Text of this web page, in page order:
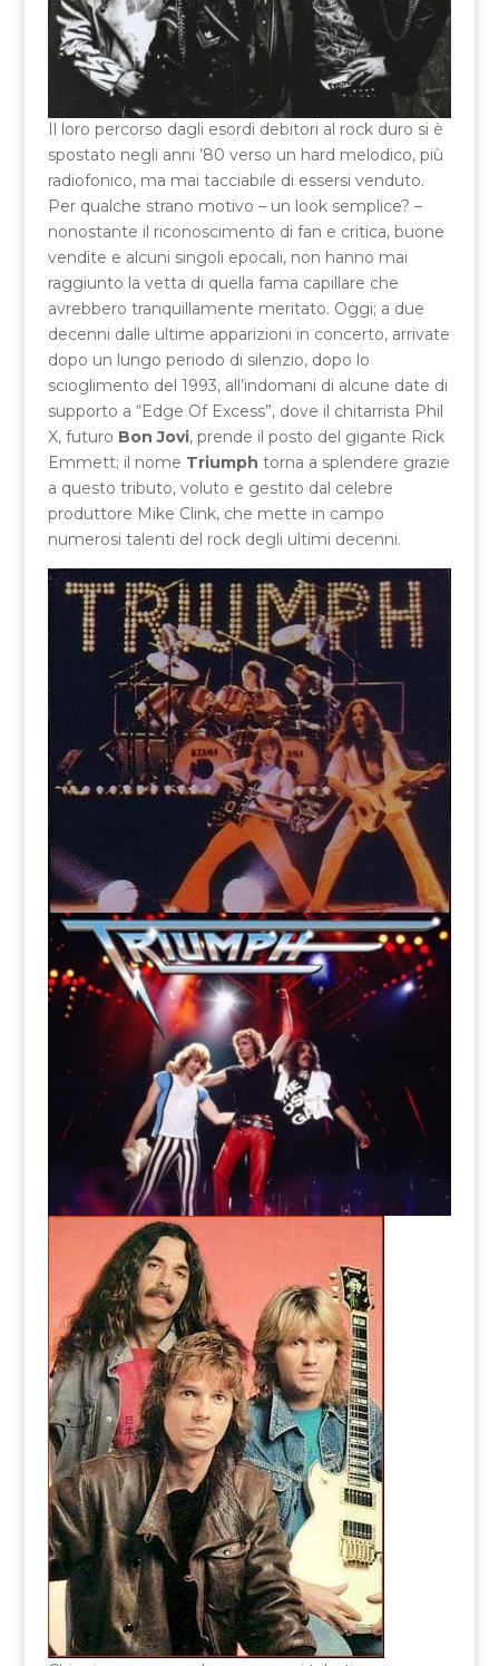
Il loro percorso dagli esordi debitori al rock duro si è
spostato negli anni ’80 verso un hard melodico, più
radiofonico, ma mai tacciabile di essersi venduto.
Per qualche strano motivo – un look semplice? –
nonostante il riconoscimento di fan e critica, buone
vendite e alcuni singoli epocali, non hanno mai
raggiunto la vetta di quella fama capillare che
avrebbero tranquillamente meritato. Oggi; a due
decenni dalle ultime apparizioni in concerto, arrivate
dopo un lungo periodo di silenzio, dopo lo
scioglimento del 1993, all’indomani di alcune date di
supporto a “Edge Of Excess”, dove il chitarrista Phil
X, futuro Bon Jovi, prende il posto del gigante Rick
Emmett; il nome Triumph torna a splendere grazie
a questo tributo, voluto e gestito dal celebre
produttore Mike Clink, che mette in campo
numerosi talenti del rock degli ultimi decenni.